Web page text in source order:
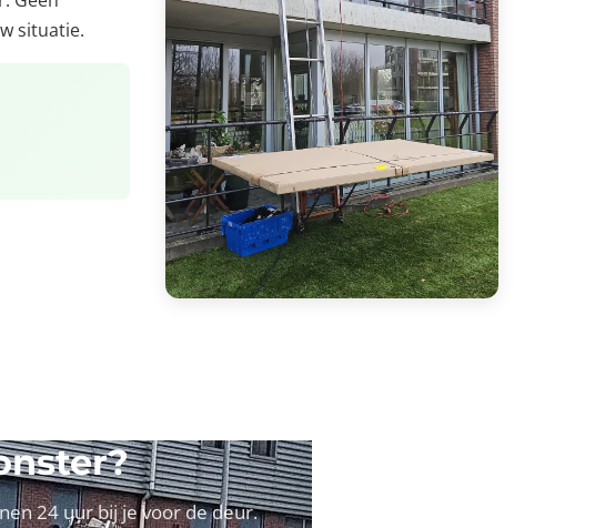
situatie.
24 uur bij je voor de deur.